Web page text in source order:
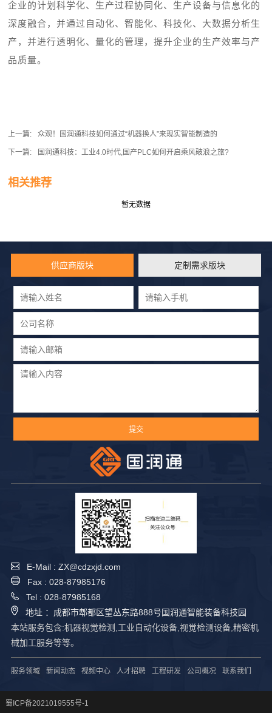
企业的计划科学化、生产过程协同化、生产设备与信息化的
深度融合，并通过自动化、智能化、科技化、大数据分析生
产，并进行透明化、量化的管理，提升企业的生产效率与产
品质量。
上一篇: 众观！国润通科技如何通过“机器换人”来现实智能制造的
下一篇: 国润通科技：工业4.0时代,国产PLC如何开启乘风破浪之旅?
相关推荐
暂无数据
供应商版块 定制需求版块
E-Mail : ZX@cdzxjd.com
Fax : 028-87985176
Tel : 028-87985168
地址 ：成都市郫都区望丛东路888号国润通智能装备科技园
本站服务包含:机器视觉检测,工业自动化设备,视觉检测设备,精密机
械加工服务等等。
服务领域 新闻动态 视频中心 人才招聘 工程研发 公司概况 联系我们
蜀ICP备2021019555号-1